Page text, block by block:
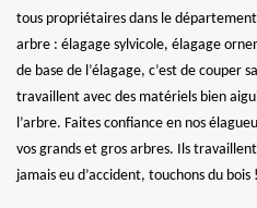
tous propriétaires dans le
arbre : élagage sylvicole, élagage
de base de l’élagage, c’est de couper
travaillent avec des matériels bien
l’arbre. Faites confiance en nos
vos grands et gros arbres. Ils
jamais eu d’accident, touchons du bois !